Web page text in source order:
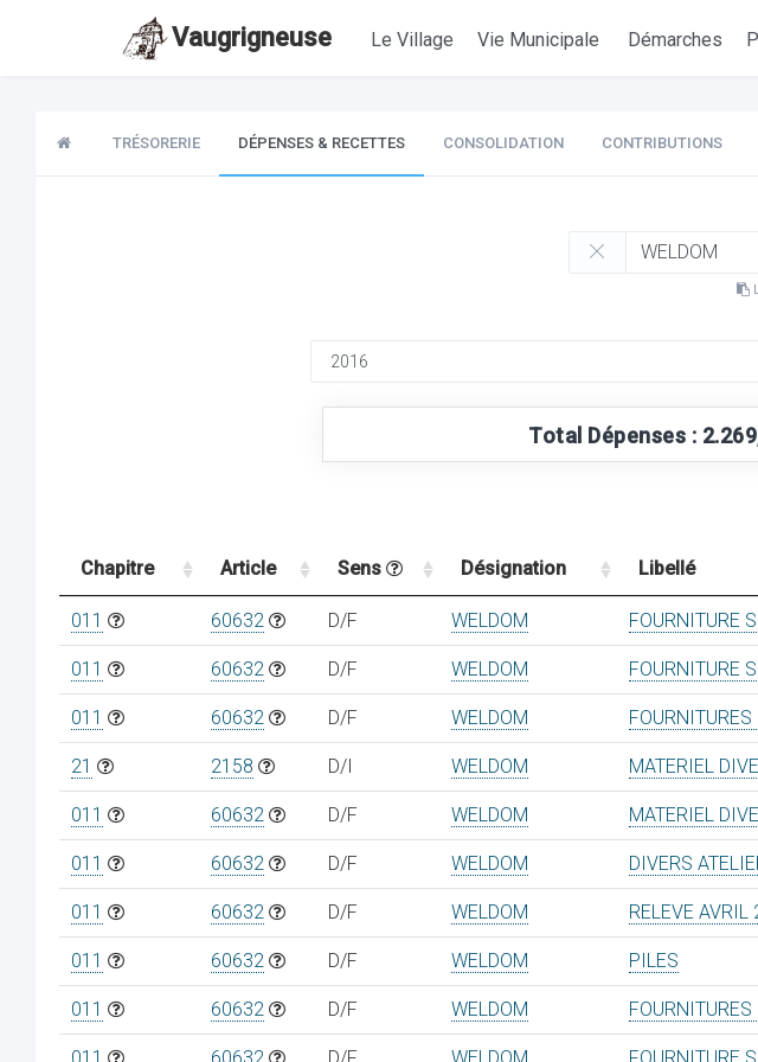
Vaugrigneuse Le Village Vie Municipale Démarches
TRÉSORERIE DÉPENSES & RECETTES CONSOLIDATION CONTRIBUTIONS
Total Dépenses :
Chapitre Article Sens Désignation Libellé
011 60632 D/F WELDOM FOURNITURE
011 60632 D/F WELDOM FOURNITURE
011 60632 D/F WELDOM
21 2158 D/I WELDOM MATERIEL
011 60632 D/F WELDOM MATERIEL
011 60632 D/F WELDOM DIVERS
011 60632 D/F WELDOM RELEVE AVRIL
011 60632 D/F WELDOM PILES
011 60632 D/F WELDOM